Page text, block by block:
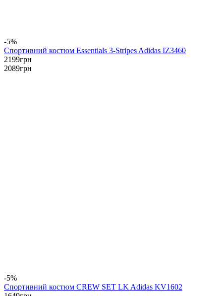
-5%
Спортивний костюм Essentials 3-Stripes Adidas IZ3460
2199грн
2089грн
-5%
Спортивний костюм CREW SET LK Adidas KV1602